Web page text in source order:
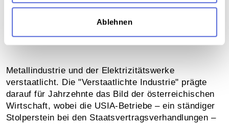
Ablehnen
Schilling und “Deutsches Eigentum”
Metallindustrie und der Elektrizitätswerke
verstaatlicht. Die "Verstaatlichte Industrie" prägte
darauf für Jahrzehnte das Bild der österreichischen
Wirtschaft, wobei die USIA-Betriebe – ein ständiger
Stolperstein bei den Staats­vertrags­verhandlungen –